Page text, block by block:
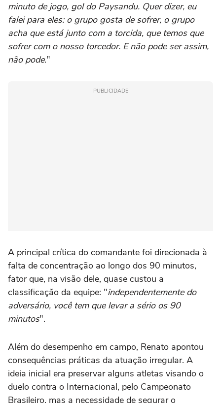
minuto de jogo, gol do Paysandu. Quer dizer, eu
falei para eles: o grupo gosta de sofrer, o grupo
acha que está junto com a torcida, que temos que
sofrer com o nosso torcedor. E não pode ser assim,
não pode."
PUBLICIDADE
A principal crítica do comandante foi direcionada à
falta de concentração ao longo dos 90 minutos,
fator que, na visão dele, quase custou a
classificação da equipe: "independentemente do
adversário, você tem que levar a sério os 90
minutos".
Além do desempenho em campo, Renato apontou
consequências práticas da atuação irregular. A
ideia inicial era preservar alguns atletas visando o
duelo contra o Internacional, pelo Campeonato
Brasileiro, mas a necessidade de segurar o